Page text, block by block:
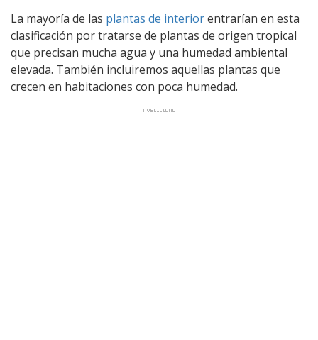
La mayoría de las plantas de interiorentrarían en esta
clasificación por tratarse de plantas de origen tropical
que precisan mucha agua y una humedad ambiental
elevada. También incluiremos aquellas plantas que
crecen en habitaciones con poca humedad.